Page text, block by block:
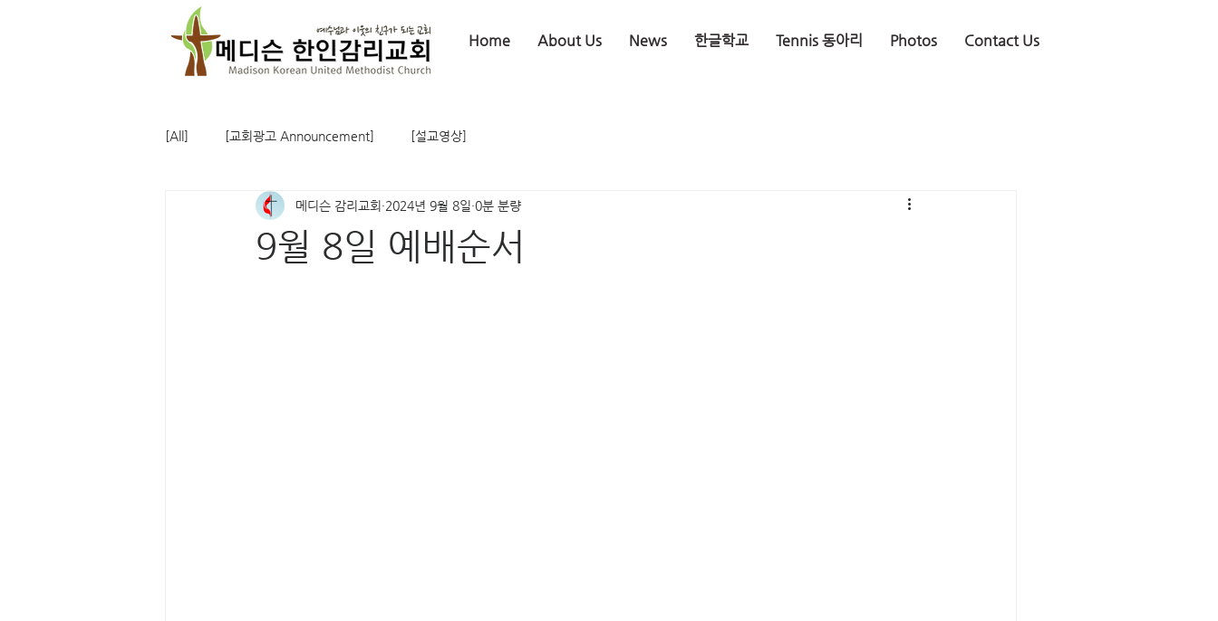
Home About Us News 한글학교 Tennis 동아리 Photos Contact Us
[All] [교회광고 Announcement] [설교영상]
9월 8일 예배순서
메디슨 감리교회 2024년 9월 8일 0분 분량